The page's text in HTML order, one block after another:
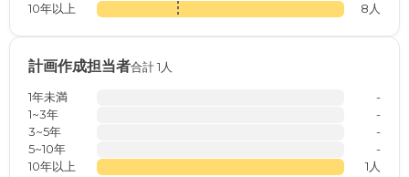
10年以上
8人
計画作成担当者合計 1人
1年未満
-
1~3年
-
3~5年
-
5~10年
-
10年以上
1人